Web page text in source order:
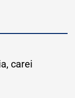
carei